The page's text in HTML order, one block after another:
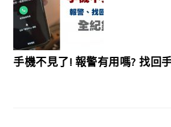
手機不見了! 報警有用嗎? 找回